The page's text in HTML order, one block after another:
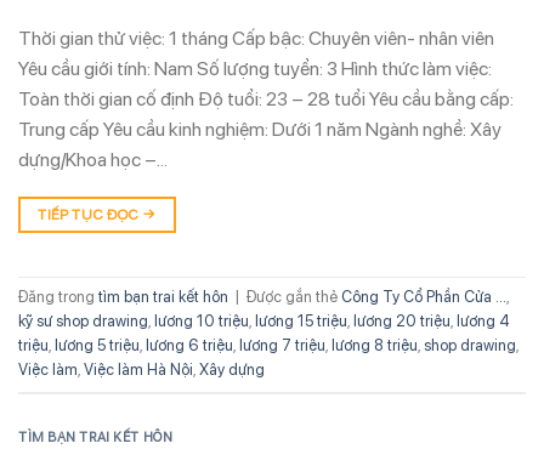
Thời gian thử việc: 1 tháng Cấp bậc: Chuyên viên- nhân viên
Yêu cầu giới tính: Nam Số lượng tuyển: 3 Hình thức làm việc:
Toàn thời gian cố định Độ tuổi: 23 – 28 tuổi Yêu cầu bằng cấp:
Trung cấp Yêu cầu kinh nghiệm: Dưới 1 năm Ngành nghề: Xây
dựng/Khoa học –…
TIẾP TỤC ĐỌC →
Đăng trong tìm bạn trai kết hôn Được gắn thẻ Công Ty Cổ Phần Cửa ...
kỹ sư shop drawing lương 10 triệu lương 15 triệu lương 20 triệu lương 4
triệu lương 5 triệu lương 6 triệu lương 7 triệu lương 8 triệu shop drawing
Việc làm Việc làm Hà Nội Xây dựng
TÌM BẠN TRAI KẾT HÔN